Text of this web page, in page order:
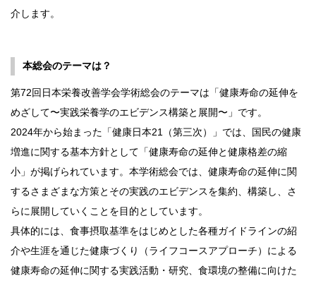
介します。
本総会のテーマは？
第72回日本栄養改善学会学術総会のテーマは「健康寿命の延伸を
めざして〜実践栄養学のエビデンス構築と展開〜」です。
2024年から始まった「健康日本21（第三次）」では、国民の健康
増進に関する基本方針として「健康寿命の延伸と健康格差の縮
小」が掲げられています。本学術総会では、健康寿命の延伸に関
するさまざまな方策とその実践のエビデンスを集約、構築し、さ
らに展開していくことを目的としています。
具体的には、食事摂取基準をはじめとした各種ガイドラインの紹
介や生涯を通じた健康づくり（ライフコースアプローチ）による
健康寿命の延伸に関する実践活動・研究、食環境の整備に向けた